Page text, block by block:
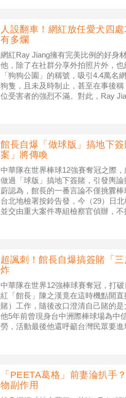
人設翻車！網紅放任愛犬四
有多爛
網紅Ray Jiang擁有完美比例的好身
他，除了在社群分享外拍照片外，
「狗狗公園」的稱號，吸引4.4萬名
狗隻，且未及時制止，甚至在事後
位受害者的強烈不滿。對此，Ray
館長自爆「做球版」搞地下
案」將傳喚
中華隊在世界棒球12強賽奪冠之際
做過「球版」搞地下簽賭，引發輿
蔚認為，館長的一番言論不僅挑釁
台北地檢署按鈴告發，今（29）日
並交由重大案件專組檢察官偵辦，
超諷刺！館長自爆搞簽賭「
炸
中華隊在世界12強棒球賽奪冠，打
紅「館長」陳之漢竟在這時機點開
賭）工作，隨後改口澄清自己賭的
他5年前曾現身台中洲際棒球場為中
勞，活動最後他還呼籲台灣民眾要
「PEETA葛格」前妻淪扒
物副作用